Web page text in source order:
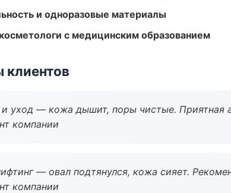
и одноразовые материалы
с медицинским образованием
и уход — кожа дышит, поры чистые. Приятная
компании
— овал подтянулся, кожа сияет.
компании